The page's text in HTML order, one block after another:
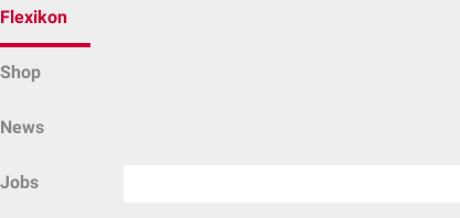
Flexikon
Shop
News
Jobs